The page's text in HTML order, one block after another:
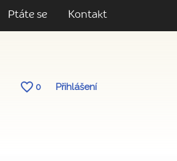
Ptáte se Kontakt
0 Přihlášení